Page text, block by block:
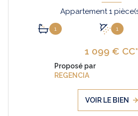
1 1
1 099 € CC*
Proposé par
REGENCIA
VOIR LE BIEN